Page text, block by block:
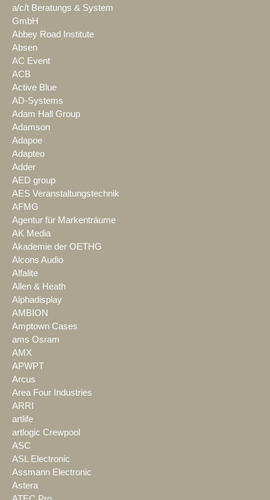
a/c/t Beratungs & System
GmbH
Abbey Road Institute
Absen
AC Event
ACB
Active Blue
AD-Systems
Adam Hall Group
Adamson
Adapoe
Adapteo
Adder
AED group
AES Veranstaltungstechnik
AFMG
Agentur für Markenträume
AK Media
Akademie der OETHG
Alcons Audio
Alfalite
Allen & Heath
Alphadisplay
AMBION
Amptown Cases
ams Osram
AMX
APWPT
Arcus
Area Four Industries
ARRI
artlife
artlogic Crewpool
ASC
ASL Electronic
Assmann Electronic
Astera